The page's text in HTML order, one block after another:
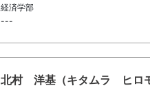
経済学部
---
北村 洋基（キタムラ ヒロ